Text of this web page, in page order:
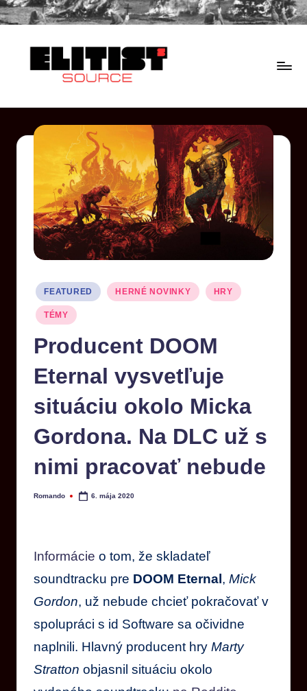
FEATURED HERNÉ NOVINKY HRY
TÉMY
Producent DOOM
Eternal vysvetľuje
situáciu okolo Micka
Gordona. Na DLC už s
nimi pracovať nebude
Romando 6. mája 2020
Informácie o tom, že skladateľ
soundtracku pre DOOM Eternal , Mick
Gordon, už nebude chcieť pokračovať v
spolupráci s id Software sa očividne
naplnili. Hlavný producent hry Marty
Stratton objasnil situáciu okolo